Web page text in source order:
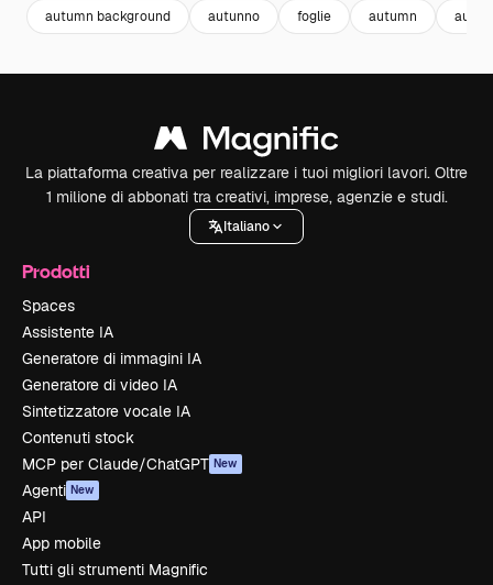
autumn background autunno foglie autumn
La piattaforma creativa per realizzare i tuoi migliori lavori. Oltre
1 milione di abbonati tra creativi, imprese, agenzie e studi.
Italiano
Prodotti
Spaces
Assistente IA
Generatore di immagini IA
Generatore di video IA
Sintetizzatore vocale IA
Contenuti stock
MCP per Claude/ChatGPT New
Agenti New
API
App mobile
Tutti gli strumenti Magnific